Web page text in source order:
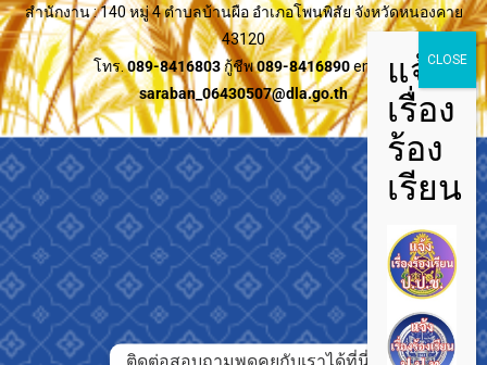
สำนักงาน : 140 หมู่ 4 ตำบลบ้านผือ อำเภอโพนพิสัย จังหวัดหนองคาย
43120
โทร.089-8416803กู้ชีพ089-8416890email:
saraban_06430507@dla.go.th
ติดต่อสอบถามพูดคุยกับเราได้ที่นี่